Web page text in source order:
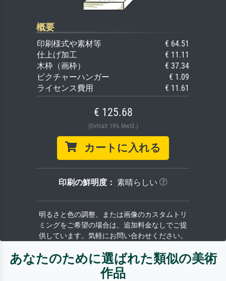
概要
印刷様式や素材等
€ 64.51
仕上げ加工
€ 11.11
木枠（画枠）
€ 37.34
ピクチャーハンガー
€ 1.09
ライセンス費用
€ 11.61
€ 125.68
(Enthält 19% MwSt.)
カートに入れる
印刷の鮮明度： 素晴らしい
明るさと色の調整、または画像のカスタムトリ
ミングをご希望の場合は、追加料金なしでご提
供しています。気軽にお問い合わせください。
あなたのために選ばれた類似の美術
作品